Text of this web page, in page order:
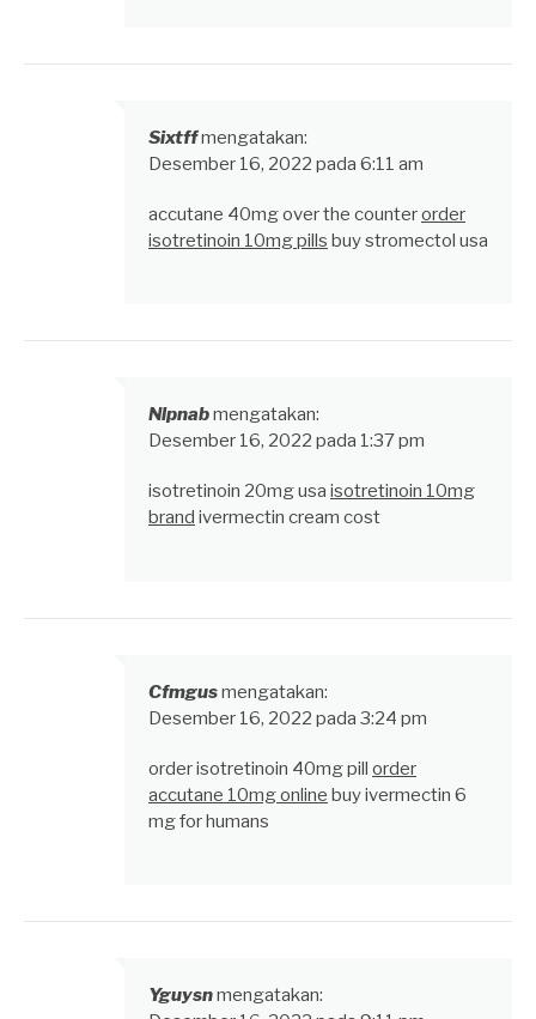
Sixtffmengatakan:
Desember 16, 2022 pada 6:11 am
accutane 40mg over the counterorder
isotretinoin 10mg pills buy stromectol usa
Nlpnabmengatakan:
Desember 16, 2022 pada 1:37 pm
isotretinoin 20mg usa isotretinoin 10mg
brand ivermectin cream cost
Cfmgusmengatakan:
Desember 16, 2022 pada 3:24 pm
order isotretinoin 40mg pill order
accutane 10mg online buy ivermectin 6
mg for humans
Yguysnmengatakan: